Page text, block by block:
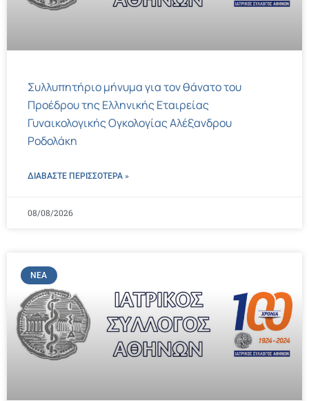
Συλλυπητήριο μήνυμα για τον θάνατο του
Προέδρου της Ελληνικής Εταιρείας
Γυναικολογικής Ογκολογίας Αλέξανδρου
Ροδολάκη
ΔΙΑΒΑΣΤΕ ΠΕΡΙΣΣΌΤΕΡΑ »
08/08/2026
ΝΈΑ